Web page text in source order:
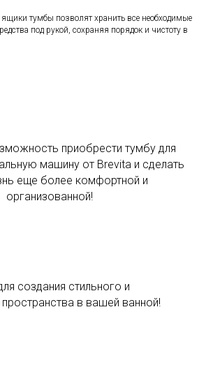
тумбы позволят хранить все необходимые
под рукой, сохраняя порядок и чистоту в
приобрести тумбу для
машину от Brevita и сделать
еще более комфортной и
организованной!
создания стильного и
в вашей ванной!